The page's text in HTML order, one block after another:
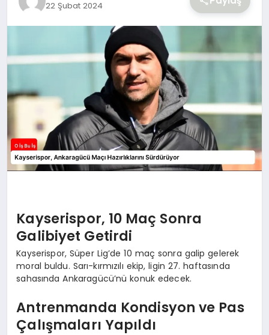
YAŞAM22 Şubat 2024
Kayserispor, 10 Maç Sonra
Galibiyet Getirdi
Kayserispor, Süper Lig’de 10 maç sonra galip gelerek
moral buldu. Sarı-kırmızılı ekip, ligin 27. haftasında
sahasında Ankaragücü’nü konuk edecek.
Antrenmanda Kondisyon ve Pas
Çalışmaları Yapıldı